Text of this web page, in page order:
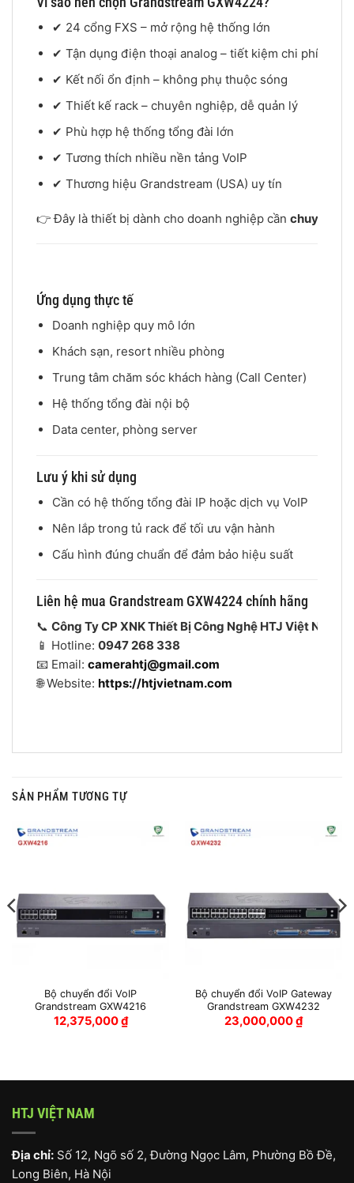
✔ 24 cổng FXS – mở rộng hệ thống lớn
✔ Tận dụng điện thoại analog – tiết kiệm chi phí
✔ Kết nối ổn định – không phụ thuộc sóng
✔ Thiết kế rack – chuyên nghiệp, dễ quản lý
✔ Phù hợp hệ thống tổng đài lớn
✔ Tương thích nhiều nền tảng VoIP
✔ Thương hiệu Grandstream (USA) uy tín
👉 Đây là thiết bị dành cho doanh nghiệp cần chuyển
Ứng dụng thực tế
Doanh nghiệp quy mô lớn
Khách sạn, resort nhiều phòng
Trung tâm chăm sóc khách hàng (Call Center)
Hệ thống tổng đài nội bộ
Data center, phòng server
Lưu ý khi sử dụng
Cần có hệ thống tổng đài IP hoặc dịch vụ VoIP
Nên lắp trong tủ rack để tối ưu vận hành
Cấu hình đúng chuẩn để đảm bảo hiệu suất
Liên hệ mua Grandstream GXW4224 chính hãng
📞 Công Ty CP XNK Thiết Bị Công Nghệ HTJ Việt Nam
📱 Hotline: 0947 268 338
📧 Email: camerahtj@gmail.com
🌐 Website: https://htjvietnam.com
SẢN PHẨM TƯƠNG TỰ
Bộ chuyển đổi VoIP
Grandstream GXW4216
12,375,000₫
Bộ chuyển đổi VoIP Gateway
Grandstream GXW4232
23,000,000₫
HTJ VIỆT NAM
Địa chỉ: Số 12, Ngõ số 2, Đường Ngọc Lâm, Phường Bồ Đề,
Long Biên, Hà Nội